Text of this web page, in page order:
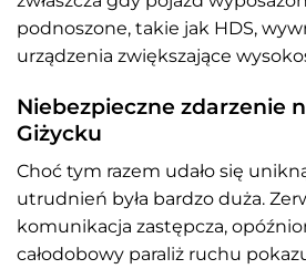
podnoszone, takie jak HDS,
urządzenia zwiększające
Niebezpieczne zdarzenie
Giżycku
Choć tym razem udało się
utrudnień była bardzo duża.
komunikacja zastępcza,
całodobowy paraliż ruchu